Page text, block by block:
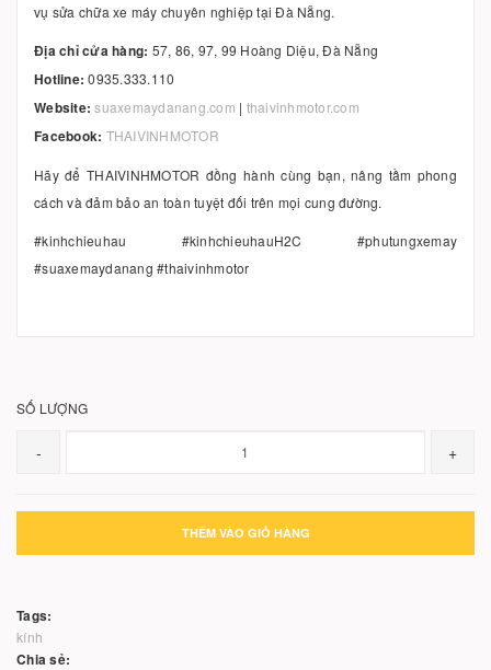
vụ sửa chữa xe máy chuyên nghiệp tại Đà Nẵng.
Địa chỉ cửa hàng: 57, 86, 97, 99 Hoàng Diệu, Đà Nẵng
Hotline: 0935.333.110
Website: suaxemaydanang.com | thaivinhmotor.com
Facebook: THAIVINHMOTOR
Hãy để THAIVINHMOTOR đồng hành cùng bạn, nâng tầm phong
cách và đảm bảo an toàn tuyệt đối trên mọi cung đường.
#kinhchieuhau #kinhchieuhauH2C #phutungxemay
#suaxemaydanang #thaivinhmotor
SỐ LƯỢNG
- +
THÊM VÀO GIỎ HÀNG
Tags:
kính
Chia sẻ: